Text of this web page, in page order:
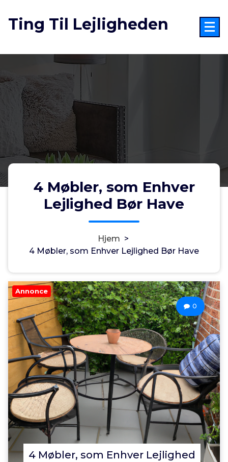
indhold
Ting Til Lejligheden
4 Møbler, som Enhver
Lejlighed Bør Have
Hjem >
4 Møbler, som Enhver Lejlighed Bør Have
Annonce
4 Møbler, som Enhver Lejlighed
0